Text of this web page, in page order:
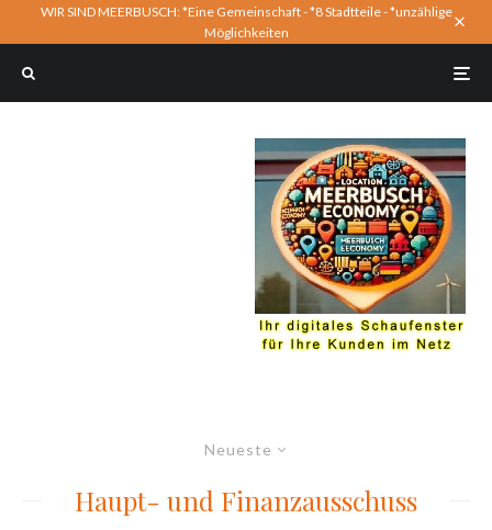
WIR SIND MEERBUSCH: *Eine Gemeinschaft - *8 Stadtteile - *unzählige
Möglichkeiten
Neueste
Haupt- und Finanzausschuss